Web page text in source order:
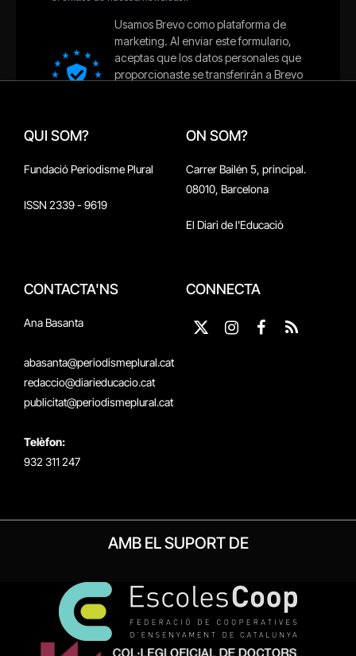
QUI SOM?
Fundació Periodisme Plural
ISSN 2339 - 9619
ON SOM?
Carrer Bailén 5, principal.
08010, Barcelona
El Diari de l'Educació
CONTACTA'NS
Ana Basanta
abasanta@periodismeplural.cat
redaccio@diarieducacio.cat
publicitat@periodismeplural.cat
Telèfon:
932 311 247
CONNECTA
X
Instagram
Facebook
RSS
AMB EL SUPORT DE